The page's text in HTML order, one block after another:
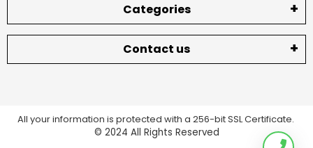
Categories
Contact us
All your information is protected with a 256-bit SSL Certificate.
© 2024 All Rights Reserved